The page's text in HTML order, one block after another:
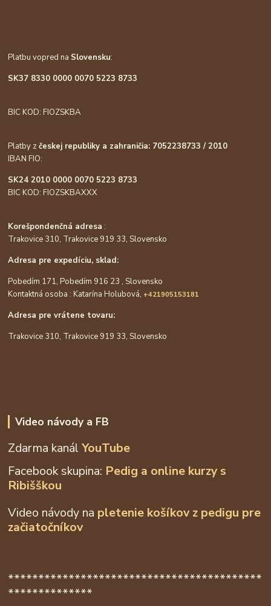
Platbu vopred na Slovensku:
SK37 8330 0000 0070 5223 8733
BIC KOD: FIOZSKBA
Platby zčeskej republiky a zahraničia: 7052238733 / 2010
IBAN FIO:
SK24 2010 0000 0070 5223 8733
BIC KOD: FIOZSKBAXXX
Korešpondenčná adresa :
Trakovice 310, Trakovice 919 33, Slovensko
Adresa pre expedíciu, sklad:
Pobedím 171, Pobedím 916 23 , Slovensko
Kontaktná osoba : Katarína Holubová, +421905153181
Adresa pre vrátene tovaru:
Trakovice 310, Trakovice 919 33, Slovensko
Video návody a FB
Zdarma kanálYouTube
Facebook skupina: Pedig a online kurzy s
Ribišškou
Video návody na pletenie košíkov z pedigu pre
začiatočníkov
******************************************
**************